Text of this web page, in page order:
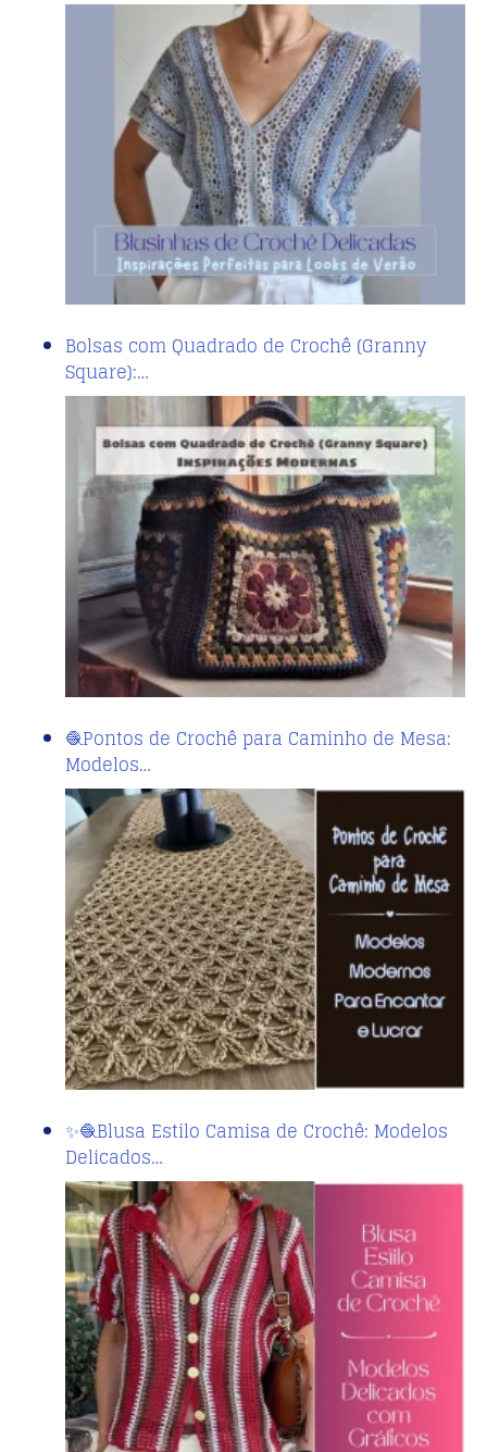
Bolsas com Quadrado de Crochê (Granny
Square):…
🧶Pontos de Crochê para Caminho de Mesa:
Modelos…
✨🧶Blusa Estilo Camisa de Crochê: Modelos
Delicados…